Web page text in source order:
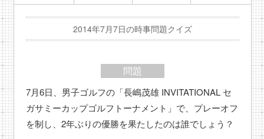
2014年7月7日の時事問題クイズ
問題
7月6日、男子ゴルフの「長嶋茂雄 INVITATIONAL セ
ガサミーカップゴルフトーナメント」で、プレーオフ
を制し、2年ぶりの優勝を果たしたのは誰でしょう？